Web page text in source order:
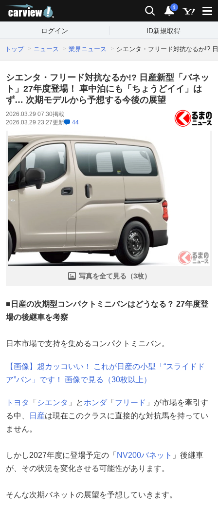
検索 通知
i
ログイン ID新規取得
トップ ニュース 業界ニュース シエンタ・フリード対抗なるか!?
シエンタ・フリード対抗なるか!? 日産新型「バネッ
ト」27年度登場！ 車中泊にも「ちょうどイイ」は
ず… 次期モデルから予想する今後の展望
2026.03.29 07:30掲載
2026.03.29 23:27更新 44
写真を全て見る（3枚）
■日産の次期型コンパクトミニバンはどうなる？ 27年度登
場の後継車を考察
日本市場で支持を集めるコンパクトミニバン。
【画像】超カッコいい！ これが日産の小型「“スライドド
ア”バン」です！ 画像で見る（30枚以上）
トヨタ 「 シエンタ 」と ホンダ 「 フリード 」が市場を牽引す
る中、
日産は現在このクラスに直接的な対抗馬を持ってい
ません。
しかし2027年度に登場予定の「 NV200バネット 」後継車
が、その状況を変化させる可能性があります。
そんな次期バネットの展望を予想していきます。